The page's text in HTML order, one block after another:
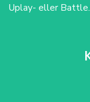
Uplay- eller